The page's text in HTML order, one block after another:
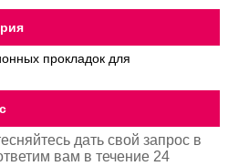
прокладок для
дать свой запрос в
вам в течение 24